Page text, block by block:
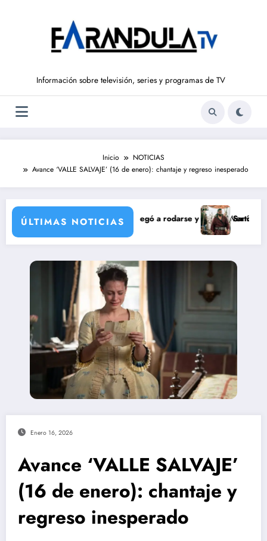
Información sobre televisión, series y programas de TV
Inicio
NOTICIAS
Avance ‘VALLE SALVAJE’ (16 de enero): chantaje y regreso inesperado
ÚLTIMAS NOTICIAS
María Castro
Ordóñez que nunca llegó a rodarse y que convertía a Isabel
‘Sandokán’ tendrá
Enero 16, 2026
Avance ‘VALLE SALVAJE’
(16 de enero): chantaje y
regreso inesperado